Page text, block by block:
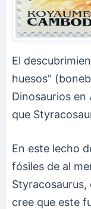
El
huesos"
Dinosaurios en
que
En este lecho
fósiles de al
Styracosaurus,
cree que este